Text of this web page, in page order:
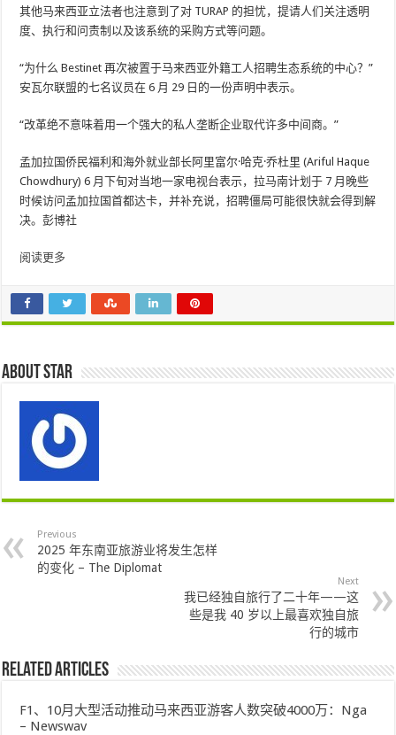
其他马来西亚立法者也注意到了对 TURAP 的担忧，提请人们关注透明
度、执行和问责制以及该系统的采购方式等问题。
“为什么 Bestinet 再次被置于马来西亚外籍工人招聘生态系统的中心？”
安瓦尔联盟的七名议员在 6 月 29 日的一份声明中表示。
“改革绝不意味着用一个强大的私人垄断企业取代许多中间商。”
孟加拉国侨民福利和海外就业部长阿里富尔·哈克·乔杜里 (Ariful Haque
Chowdhury) 6 月下旬对当地一家电视台表示，拉马南计划于 7 月晚些
时候访问孟加拉国首都达卡，并补充说，招聘僵局可能很快就会得到解
决。彭博社
阅读更多
About star
Previous
2025 年东南亚旅游业将发生怎样
的变化 – The Diplomat
Next
我已经独自旅行了二十年——这
些是我 40 岁以上最喜欢独自旅
行的城市
Related Articles
F1、10月大型活动推动马来西亚游客人数突破4000万：Nga
– Newswav